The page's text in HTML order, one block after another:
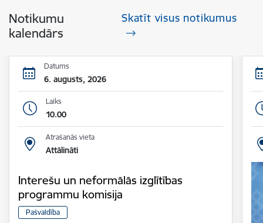
Notikumu
kalendārs
Skatīt visus notikumus
Datums
6. augusts, 2026
Laiks
10.00
Atrašanās vieta
Attālināti
Interešu un neformālās izglītības
programmu komisija
Pašvaldība